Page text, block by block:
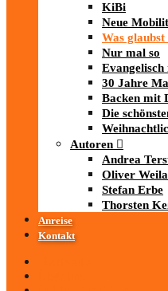
KiBi
Neue
Was glaubst
Nur mal so
30 Jahre
Backen mit
Die
Autoren
Andrea
Oliver
Stefan Erbe
Thorsten
Anreise
Kontakt